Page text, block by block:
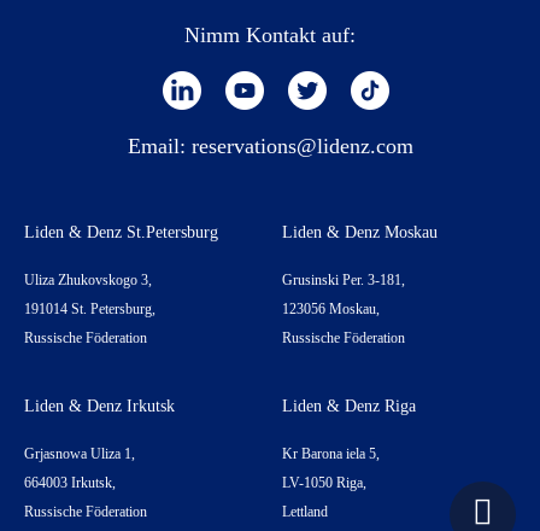
Nimm Kontakt auf:
Email: reservations@lidenz.com
Liden & Denz St.Petersburg
Uliza Zhukovskogo 3,
191014 St. Petersburg,
Russische Föderation
Liden & Denz Moskau
Grusinski Per. 3-181,
123056 Moskau,
Russische Föderation
Liden & Denz Irkutsk
Grjasnowa Uliza 1,
664003 Irkutsk,
Russische Föderation
Liden & Denz Riga
Kr Barona iela 5,
LV-1050 Riga,
Lettland